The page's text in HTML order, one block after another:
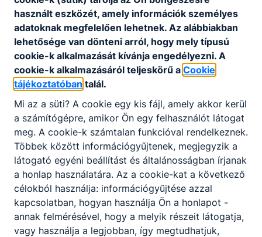
AUDI gyárlátogatás
Szakmai kiránduláson vett részt a 12.C
mechatronikai technikus osztály 2023.
március 3-án, amely során gyárlátogatás
tehettünk a győri AUDI üzemben.
2023. márc. 6. KA
használt eszközét, amely információk személyes
adatoknak megfelelően lehetnek. Az alábbiakban
lehetősége van dönteni arról, hogy mely típusú
cookie-k alkalmazását kívánja engedélyezni. A
cookie-k alkalmazásáról teljeskörű a Cookie
tájékoztatóban talál.
Mi az a süti? A cookie egy kis fájl, amely akkor kerül
a számítógépre, amikor Ön egy felhasználót látogat
meg. A cookie-k számtalan funkcióval rendelkeznek.
Többek között információgyűjtenek, megjegyzik a
látogató egyéni beállítást és általánosságban írjanak
a honlap használatára. Az a cookie-kat a következő
célokból használja: információgyűjtése azzal
kapcsolatban, hogyan használja Ön a honlapot -
annak felmérésével, hogy a melyik részeit látogatja,
vagy használja a legjobban, így megtudhatjuk,